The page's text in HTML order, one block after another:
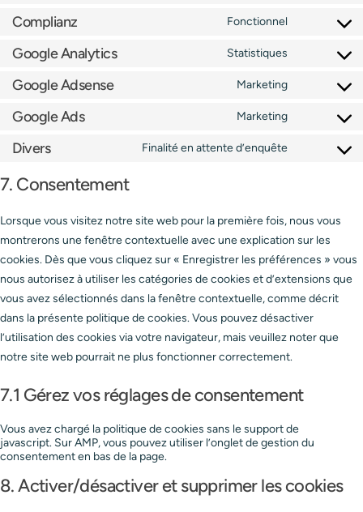
Complianz Fonctionnel
Google Analytics Statistiques
Google Adsense Marketing
Google Ads Marketing
Divers Finalité en attente d’enquête
7. Consentement
Lorsque vous visitez notre site web pour la première fois, nous vous
montrerons une fenêtre contextuelle avec une explication sur les
cookies. Dès que vous cliquez sur « Enregistrer les préférences » vous
nous autorisez à utiliser les catégories de cookies et d’extensions que
vous avez sélectionnés dans la fenêtre contextuelle, comme décrit
dans la présente politique de cookies. Vous pouvez désactiver
l’utilisation des cookies via votre navigateur, mais veuillez noter que
notre site web pourrait ne plus fonctionner correctement.
7.1 Gérez vos réglages de consentement
Vous avez chargé la politique de cookies sans le support de
javascript. Sur AMP, vous pouvez utiliser l’onglet de gestion du
consentement en bas de la page.
8. Activer/désactiver et supprimer les cookies